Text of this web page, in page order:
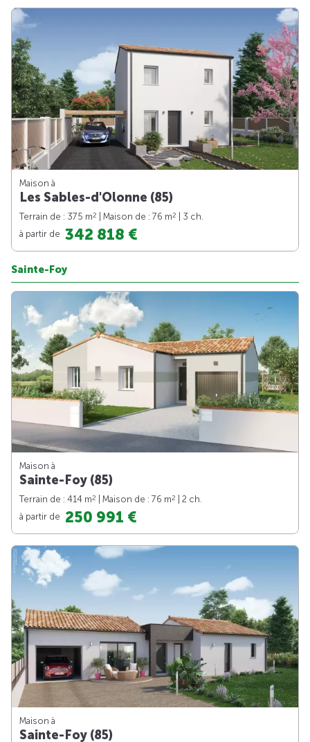
Maison à
Les Sables-d'Olonne (85)
Terrain de : 375 m2 | Maison de : 76 m2
| 3 ch.
à partir de 342 818 €
Sainte-Foy
Maison à
Sainte-Foy (85)
Terrain de : 414 m2 | Maison de : 76 m2
| 2 ch.
à partir de 250 991 €
Maison à
Sainte-Foy (85)